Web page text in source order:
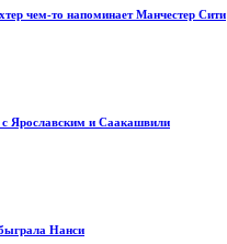
чем-то напоминает Манчестер Сити
Ярославским и Саакашвили
Нанси